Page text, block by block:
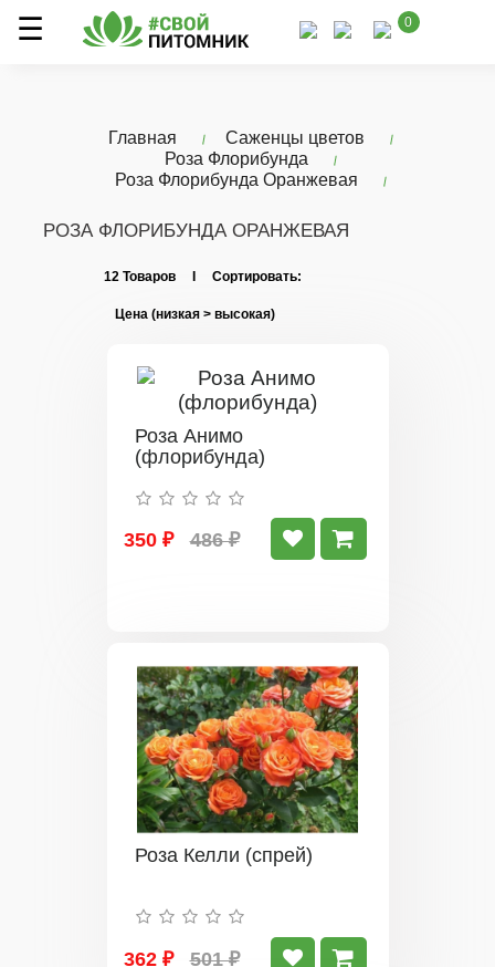
0
Главная
Саженцы цветов
Роза Флорибунда
Роза Флорибунда Оранжевая
РОЗА ФЛОРИБУНДА ОРАНЖЕВАЯ
12 Товаров I Сортировать:
Роза Анимо
(флорибунда)
350 ₽ 486 ₽
Роза Келли (спрей)
362 ₽ 501 ₽